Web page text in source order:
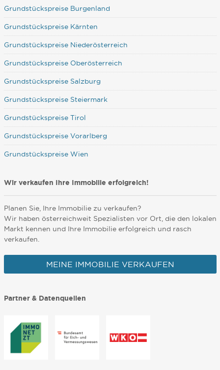
Grundstückspreise Burgenland
Grundstückspreise Kärnten
Grundstückspreise Niederösterreich
Grundstückspreise Oberösterreich
Grundstückspreise Salzburg
Grundstückspreise Steiermark
Grundstückspreise Tirol
Grundstückspreise Vorarlberg
Grundstückspreise Wien
Wir verkaufen Ihre Immobilie erfolgreich!
Planen Sie, Ihre Immobilie zu verkaufen?
Wir haben österreichweit Spezialisten vor Ort, die den lokalen
Markt kennen und Ihre Immobilie erfolgreich und rasch
verkaufen.
MEINE IMMOBILIE VERKAUFEN
Partner & Datenquellen